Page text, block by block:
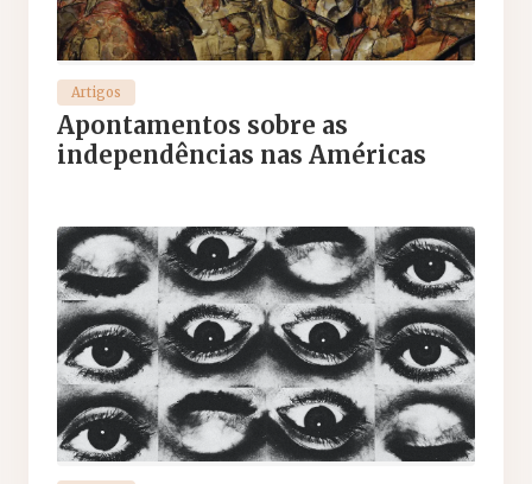
Artigos
Apontamentos sobre as
independências nas Américas